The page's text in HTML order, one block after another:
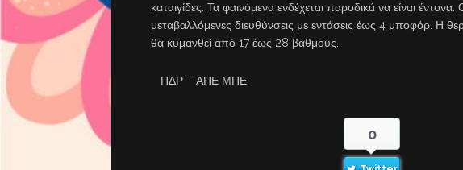
καταιγίδες. Τα φαινόμενα ενδέχεται παροδικά να είναι
μεταβαλλόμενες διευθύνσεις με εντάσεις έως 4 μποφόρ. Η
θα κυμανθεί από 17 έως 28 βαθμούς.
ΠΔΡ – ΑΠΕ ΜΠΕ
0